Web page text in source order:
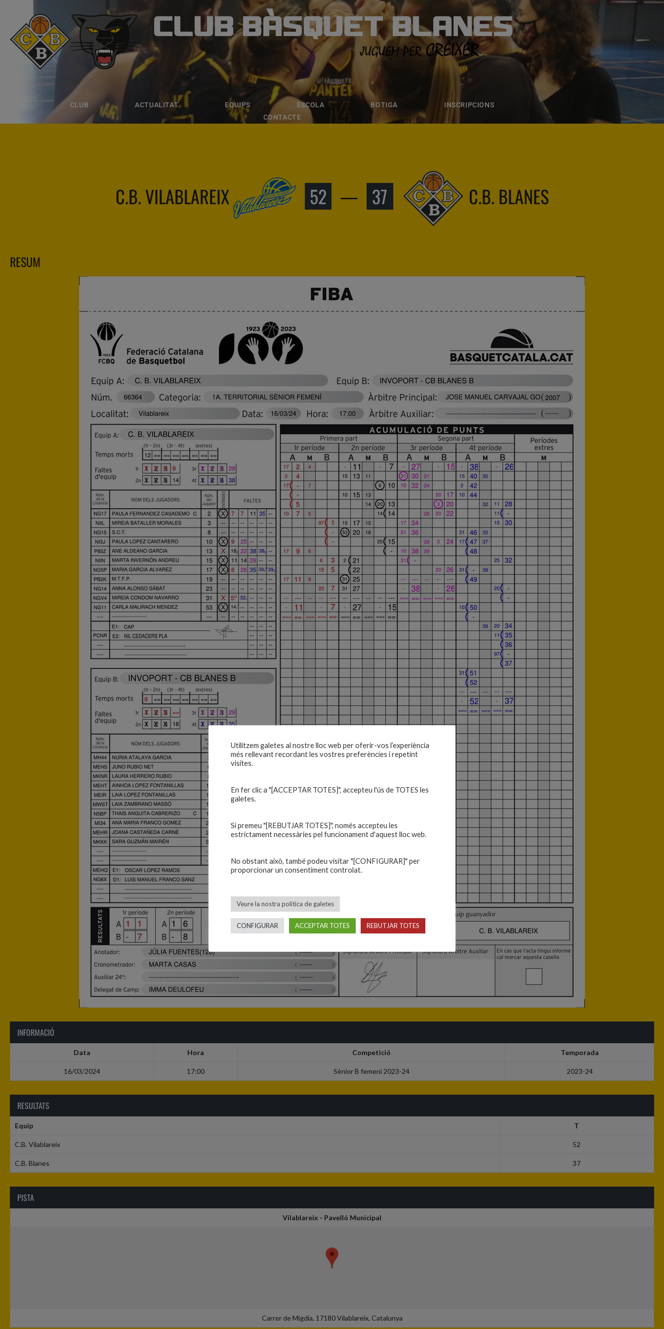
CLUB BÀSQUET BLANES
CLUB ACTUALITAT EQUIPS ESCOLA BOTIGA
INSCRIPCIONS
CONTACTE
CLUB BÀSQUET BLANES
ACTUALITAT ESCOLA BOTIGA INSCRIPCIONS
C.B. VILABLAREIX 52 — 37 C.B. BLANES
RESUM
INFORMACIÓ
Data Hora Competició Temporada
16/03/2024 17:00 Sènior B femení 2023-24 2023-24
RESULTATS
Equip T
C.B. Vilablareix 52
C.B. Blanes 37
PISTA
Vilablareix - Pavelló Municipal
Carrer de Migdia, 17180 Vilablareix, Catalunya
Utilitzem galetes al nostre lloc web per oferir-vos l’experiència
més rellevant recordant les vostres preferències i repetint
visites.
En fer clic a "[ACCEPTAR TOTES]", accepteu l'ús de TOTES les
galetes.
Si premeu "[REBUTJAR TOTES]", només accepteu les
estrictament necessàries pel funcionament d'aquest lloc web.
No obstant això, també podeu visitar "[CONFIGURAR]" per
proporcionar un consentiment controlat.
Veure la nostra política de galetes
CONFIGURAR ACCEPTAR TOTES REBUTJAR TOTES